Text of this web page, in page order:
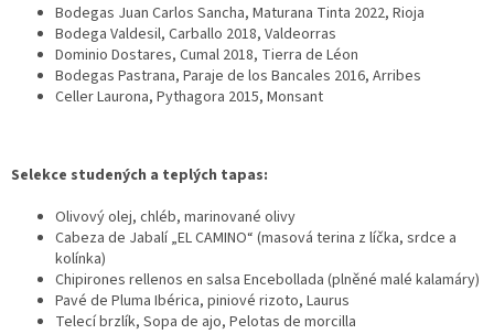
Bodegas Juan Carlos Sancha, Maturana Tinta 2022, Rioja
Bodega Valdesil, Carballo 2018, Valdeorras
Dominio Dostares, Cumal 2018, Tierra de Léon
Bodegas Pastrana, Paraje de los Bancales 2016, Arribes
Celler Laurona, Pythagora 2015, Monsant
Selekce studených a teplých tapas:
Olivový olej, chléb, marinované olivy
Cabeza de Jabalí „EL CAMINO“ (masová terina z líčka, srdce a
kolínka)
Chipirones rellenos en salsa Encebollada (plněné malé kalamáry)
Pavé de Pluma Ibérica, piniové rizoto, Laurus
Telecí brzlík, Sopa de ajo, Pelotas de morcilla